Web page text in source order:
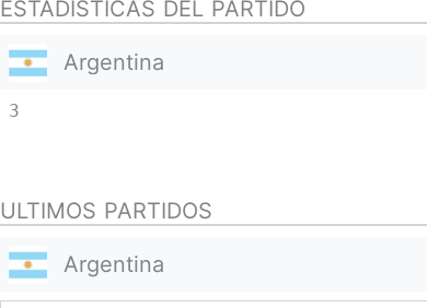
ESTADISTICAS DEL PARTIDO
Argentina
3
ULTIMOS PARTIDOS
Argentina